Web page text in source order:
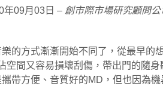
年09月03日 – 創市際市場研究顧問
的方式漸漸開始不同了，從最早的
空間又容易損壞刮傷，帶出門的隨
帶方便、音質好的MD，但也因為